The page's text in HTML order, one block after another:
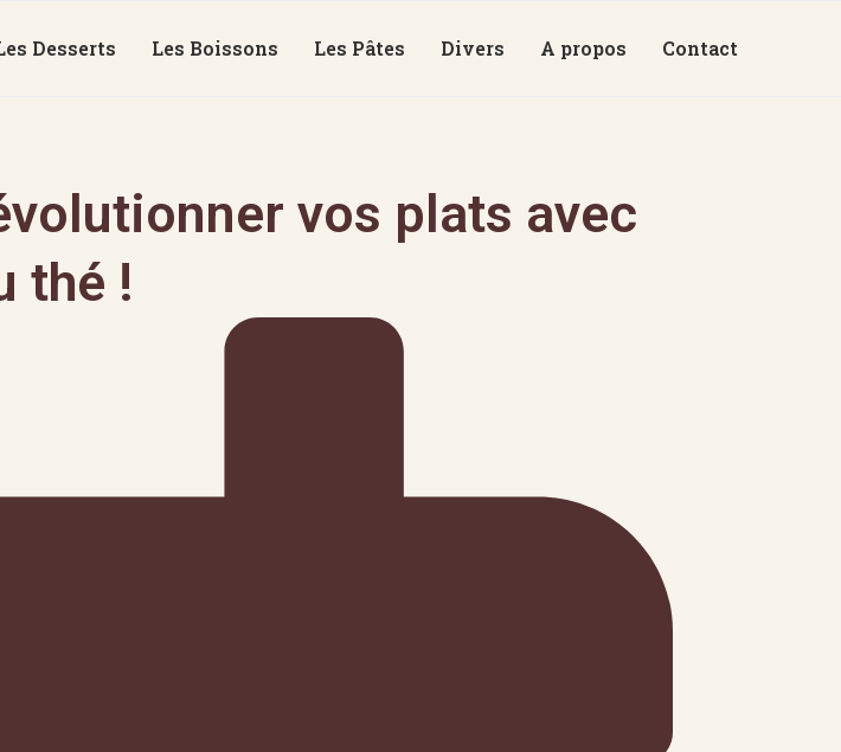
Desserts Les Boissons Les Pâtes Divers A propos Contact
vos plats avec
thé !